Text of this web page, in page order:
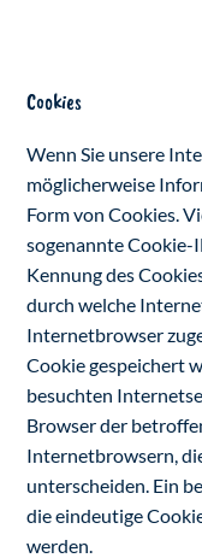
Cookies
Wenn Sie unsere
möglicherweise
Form von Cookies.
sogenannte Cookie-
Kennung des
durch welche
Internetbrowser
Cookie gespeichert
besuchten
Browser der
Internetbrowsern,
unterscheiden. Ein
die eindeutige
werden.